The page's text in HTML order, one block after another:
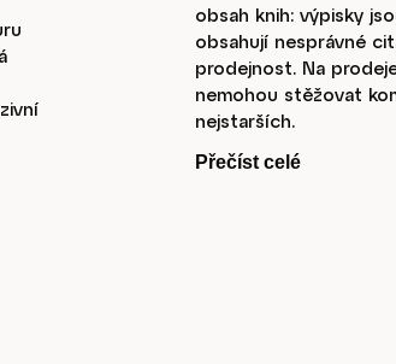
obsah knih: výpisky
obsahují nesprávné
prodejnost. Na
nemohou stěžovat
nejstarších.
Přečíst celé